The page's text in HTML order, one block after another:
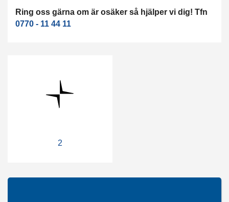
Ring oss gärna om är osäker så hjälper vi dig! Tfn
0770 - 11 44 11
2